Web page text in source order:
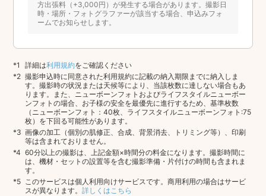
方出張料（+3,000円）が発生する場合があります。撮影日
時・場所・フォトグラファーが該当する場合、申込みフォ
ームでお知らせします。
詳細は利用規約をご確認ください
撮影申込時に同意された利用規約に記載の納入期限までに納入しま
す。撮影時の状況または天候等により、当該枚数に達しない場合もあ
ります。また、ニューボーンフォトおよびライフスタイルニューボー
ンフォトの場合、お子様の安全を最優先に進行するため、基準枚数
（ニューボーンフォト：40枚、ライフスタイルニューボーンフォト:75
枚）を下回る可能性があります。
画像の加工（個別の肌修正、合成、背景消去、トリミング等）、印刷
等は含まれておりません。
60分以上の撮影は、上記金額×時間分の料金になります。撮影時間に
は、機材・セットの設置等を含む撮影準備・片付けの時間も含まれま
す。
このサービスは個人利用向けサービスです。商用利用の場合はサービ
スが異なります。詳しくはこちら